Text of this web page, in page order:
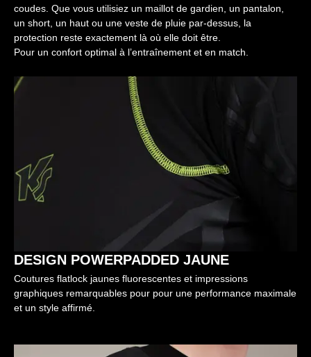
coudes. Que vous utilisiez un maillot de gardien, un pantalon,
un short, un haut ou une veste de pluie par-dessus, la
protection reste exactement là où elle doit être.
Pour un confort optimal à l’entraînement et en match.
DESIGN POWERPADDED JAUNE
Coutures flatlock jaunes fluorescentes et impressions
graphiques remarquables pour pour une performance maximale
et un style affirmé.